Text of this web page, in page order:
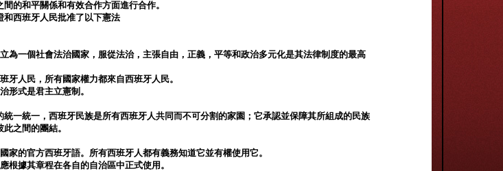
的和平關係和有效合作方面進行合作。
和西班牙人民批准了以下憲法
立為一個社會法治國家，服從法治，主張自由，正義，平等和政治多元化是其法律制度的最高
牙人民，所有國家權力都來自西班牙人民。
形式是君主立憲制。
統一統一，西班牙民族是所有西班牙人共同而不可分割的家園；它承認並保障其所組成的民族
之間的團結。
家的官方西班牙語。所有西班牙人都有義務知道它並有權使用它。
根據其章程在各自的自治區中正式使用。